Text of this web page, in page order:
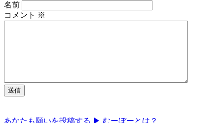
名前
コメント ※
あなたも願いを投稿する ▶ むーぼーとは？